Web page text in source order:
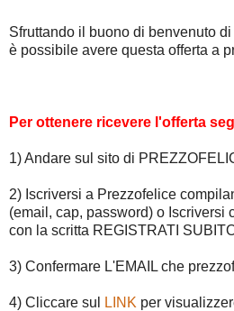
Sfruttando il buono di benvenuto
è possibile avere questa offerta a
Per ottenere ricevere l'offerta
1) Andare sul sito di
2) Iscriversi a Prezzofelice
(email, cap, password) o Iscriversi
con la scritta REGISTRATI
3) Confermare L'EMAIL che
4) Cliccare sul LINK per